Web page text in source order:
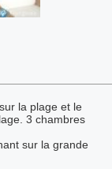
la plage et le
3 chambres
sur la grande